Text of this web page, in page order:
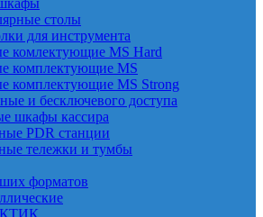
столы
для инструмента
комлектующие MS Hard
комплектующие MS
комплектующие MS Strong
и бесключевого доступа
шкафы кассира
PDR станции
тележки и тумбы
форматов